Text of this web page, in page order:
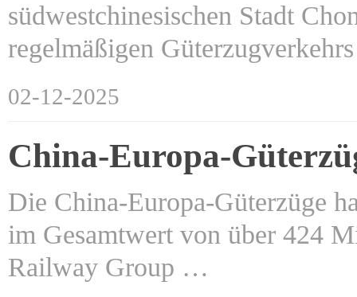
südwestchinesischen Stadt
regelmäßigen
02-12-2025
China-Europa-
Die China-Europa-Güterzüge
im Gesamtwert von über 424
Railway Group …